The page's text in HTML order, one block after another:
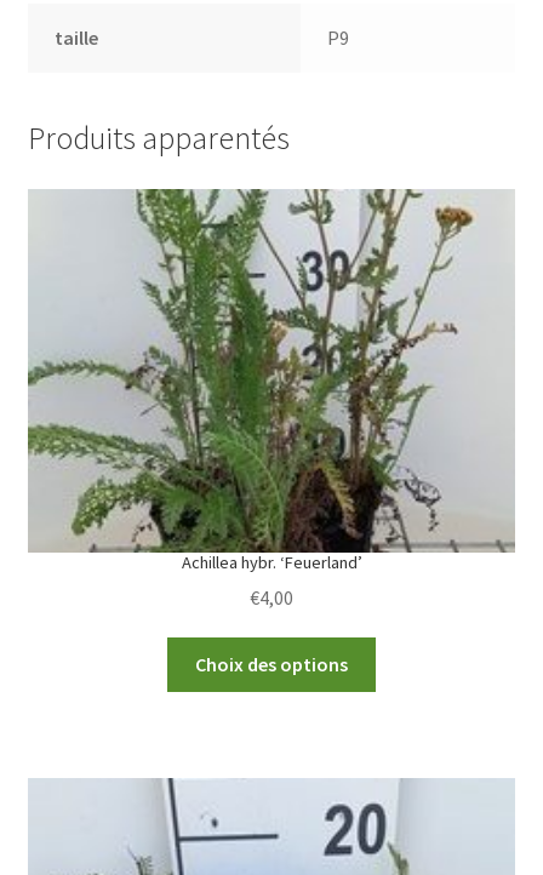
taille P9
Produits apparentés
Achillea hybr. ‘Feuerland’
€4,00
Choix des options
The
options
may